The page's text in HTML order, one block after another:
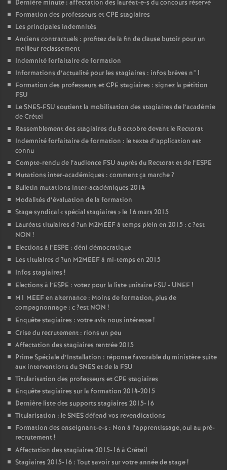
Dernière minute : affectation des lauréat-e-s du concours réservé
Formation des professeurs etCPE stagiaires
Les principales indemnités
Anciens contractuels : profitez de la fin de clause butoir pour un
meilleur reclassement
Indemnité forfaitaire de formation
Informations d’actualité pour les stagiaires : infos brèves n°1
Formation des professeurs etCPE stagiaires : signez la pétition
FSU
LeSNES-FSU soutient la mobilisation des stagiaires de l’académie
de Crétei
Rassemblement des stagiaires du 8 octobre devant le Rectorat
Indemnité forfaitaire de formation : le texte d’application est
connu
Compte-rendu de l’audience FSU auprès du Rectorat et de l’ESPE
Mutations inter-académiques : comment ça marche?
Bulletin mutations inter-académiques 2014
Modalités d’évaluation de la formation
Stage syndical «spécial stagiaires » le 16 mars 2015
Lauréats titulaires d ?un M2MEEFà temps plein en 2015 : c?est
NON !
Elections à l’ESPE : déni démocratique
Les titulaires d ?un M2MEEFà mi-temps en 2015
Infos stagiaires !
Elections à l’ESPE : votez pour la liste unitaire FSU - UNEF!
M1 MEEFen alternance : Moins de formation, plus de
compagnonnage : c?est NON !
Enquête stagiaires : votre avis nous intéresse!
Crise du recrutement : rions un peu
Affectation des stagiaires rentrée 2015
Prime Spéciale d’Installation : réponse favorable du ministère suite
aux interventions duSNESet de la FSU
Titularisation des professeurs etCPE stagiaires
Enquête stagiaires sur la formation 2014-2015
Dernière liste des supports stagiaires 2015-16
Titularisation : leSNESdéfend vos revendications
Formation des enseignant-e-s : Non à l’apprentissage, oui au pré-
recrutement!
Affectation des stagiaires 2015-16 à Créteil
Stagiaires 2015-16 : Tout savoir sur votre année de stage!